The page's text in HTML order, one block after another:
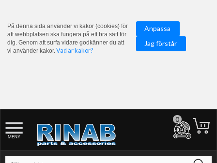
På denna sida använder vi kakor (cookies) för
att webbplatsen ska fungera på ett bra sätt för
dig. Genom att surfa vidare godkänner du att
vi använder kakor.Vad är kakor?
Anpassa
Jag förstår
0